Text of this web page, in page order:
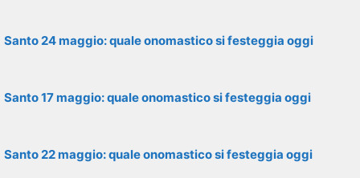
Santo 24 maggio: quale onomastico si festeggia oggi
Santo 17 maggio: quale onomastico si festeggia oggi
Santo 22 maggio: quale onomastico si festeggia oggi